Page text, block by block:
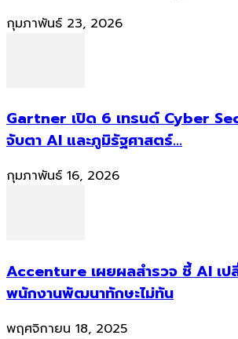
กุมภาพันธ์ 23, 2026
Gartner เปิด 6 เทรนด์ Cyber
จับตา AI และภูมิรัฐศาสตร์...
กุมภาพันธ์ 16, 2026
Accenture เผยผลสำรวจ ชี้ AI เป
พนักงานพัฒนาทักษะไม่ทัน
พฤศจิกายน 18, 2025